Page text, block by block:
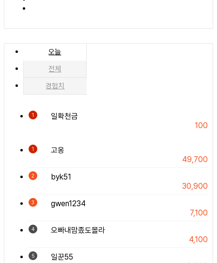
오늘
전체
경험치
1
일확천금
100
1
고옹
49,700
2
byk51
30,900
3
gwen1234
7,100
4
오빠내맘좄도몰라
4,100
5
일꾼55